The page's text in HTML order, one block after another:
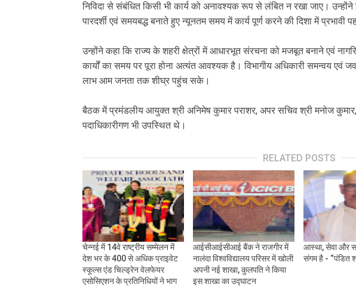
निविदा से संबंधित किसी भी कार्य को अनावश्यक रूप से लंबित न रखा जाए।
पारदर्शी एवं समयबद्ध बनाते हुए न्यूनतम समय में कार्य पूर्ण करने की दिशा में प्रभावी
उन्होंने कहा कि राज्य के शहरी क्षेत्रों में आधारभूत संरचना को मजबूत बनाने एवं
कार्यों का समय पर पूरा होना अत्यंत आवश्यक है। विभागीय अधिकारी समन्वय एवं
लाभ आम जनता तक शीघ्र पहुंच सके।
बैठक में प्रमंडलीय आयुक्त श्री अनिमेष कुमार पराशर, अपर सचिव श्री मनोज
पदाधिकारीगण भी उपस्थित थे।
RELATED POSTS
चेन्नई में 14वे राष्ट्रीय सम्मेलन में
देश भर के 400 से अधिक प्राइवेट
स्कूल्स एंड चिल्ड्रेन वेलफेयर
एसोसिएशन के प्रतिनिधियों ने भाग
आईसीआईसीआई बैंक ने राजगीर में
नालंदा विश्वविद्यालय परिसर में खोली
अपनी नई शाखा, कुलपति ने किया
इस शाखा का उद्घाटन
आस्था, सेवा और
संगम है - “पंडित